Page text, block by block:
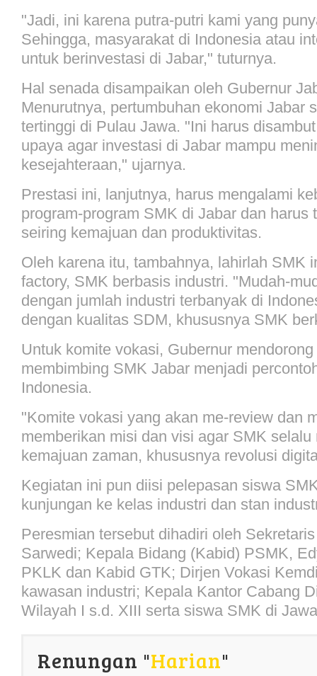
"Jadi, ini karena putra-putri kami yang
Sehingga, masyarakat di Indonesia atau
untuk berinvestasi di Jabar," tuturnya.
Hal senada disampaikan oleh Gubernur
Menurutnya, pertumbuhan ekonomi Jabar
tertinggi di Pulau Jawa. "Ini harus
upaya agar investasi di Jabar mampu
kesejahteraan," ujarnya.
Prestasi ini, lanjutnya, harus mengalami
program-program SMK di Jabar dan harus
seiring kemajuan dan produktivitas.
Oleh karena itu, tambahnya, lahirlah SMK
factory, SMK berbasis industri. "Mudah-
dengan jumlah industri terbanyak di
dengan kualitas SDM, khususnya SMK
Untuk komite vokasi, Gubernur
membimbing SMK Jabar menjadi
Indonesia.
"Komite vokasi yang akan me-review dan
memberikan misi dan visi agar SMK selalu
kemajuan zaman, khususnya revolusi
Kegiatan ini pun diisi pelepasan siswa
kunjungan ke kelas industri dan stan
Peresmian tersebut dihadiri oleh
Sarwedi; Kepala Bidang (Kabid) PSMK,
PKLK dan Kabid GTK; Dirjen Vokasi
kawasan industri; Kepala Kantor Cabang
Wilayah I s.d. XIII serta siswa SMK di
Renungan "Harian"